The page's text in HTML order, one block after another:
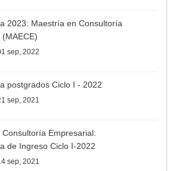
2023: Maestría en Consultoría
sep, 2022
postgrados Ciclo I - 2022
sep, 2021
Empresarial:
de Ingreso Ciclo I-2022
sep, 2021